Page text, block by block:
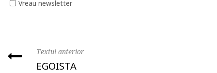
Vreau newsletter
Textul anterior
EGOISTA